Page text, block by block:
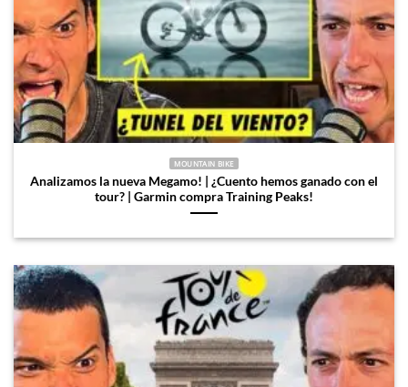
MOUNTAIN BIKE
Analizamos la nueva Megamo! | ¿Cuento hemos ganado con el
tour? | Garmin compra Training Peaks!